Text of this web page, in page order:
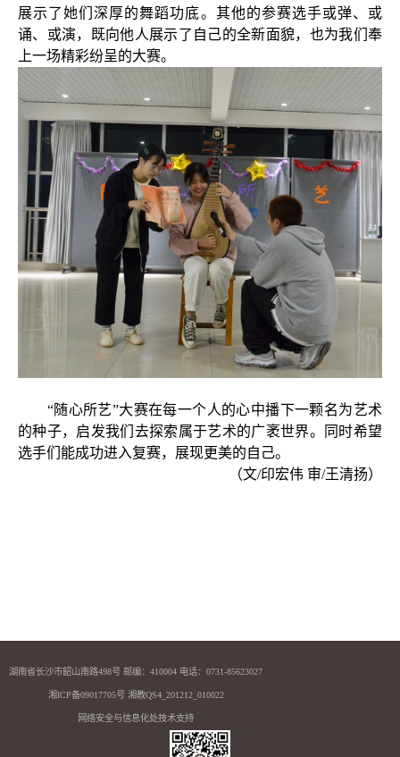
展示了她们深厚的舞蹈功底。其他的参赛选手或弹、或
诵、或演，既向他人展示了自己的全新面貌，也为我们奉
上一场精彩纷呈的大赛。
“随心所艺”大赛在每一个人的心中播下一颗名为艺术
的种子，启发我们去探索属于艺术的广袤世界。同时希望
选手们能成功进入复赛，展现更美的自己。
（文/印宏伟 审/王清扬）
湖南省长沙市韶山南路498号 邮编：410004 电话：0731-85623027
湘ICP备09017705号 湘教QS4_201212_010022
网络安全与信息化处技术支持